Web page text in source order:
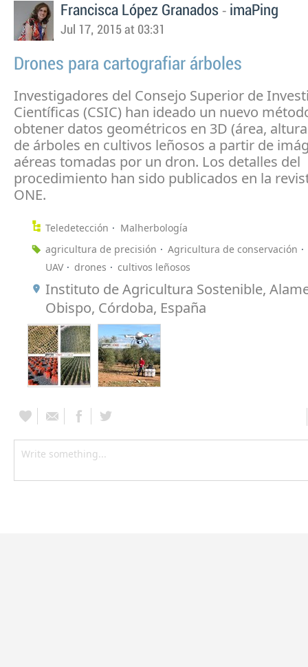
Francisca López Granados - imaPing
Jul 17, 2015 at 03:31
Drones para cartografiar árboles
Investigadores del Consejo Superior de
Científicas (CSIC) han ideado un nuevo
obtener datos geométricos en 3D (área,
de árboles en cultivos leñosos a partir de
aéreas tomadas por un dron. Los detalles del
procedimiento han sido publicados en la
ONE.
Teledetección
Malherbología
agricultura de precisión
Agricultura de conservación
UAV
drones cultivos leñosos
Instituto de Agricultura Sostenible,
Obispo, Córdoba, España